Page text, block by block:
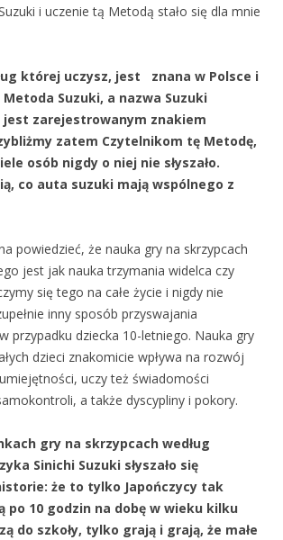
i uczenie tą Metodą stało się dla mnie
której uczysz, jest znana w Polsce i
Suzuki, a nazwa Suzuki
zarejestrowanym znakiem
zatem Czytelnikom tę Metodę,
osób nigdy o niej nie słyszało.
co auta suzuki mają wspólnego z
powiedzieć, że nauka gry na skrzypcach
jest jak nauka trzymania widelca czy
się tego na całe życie i nigdy nie
inny sposób przyswajania
przypadku dziecka 10-letniego. Nauka gry
dzieci znakomicie wpływa na rozwój
uczy też świadomości
a także dyscypliny i pokory.
gry na skrzypcach według
Sinichi Suzuki słyszało się
że to tylko Japończycy tak
po 10 godzin na dobę w wieku kilku
do szkoły, tylko grają i grają, że małe